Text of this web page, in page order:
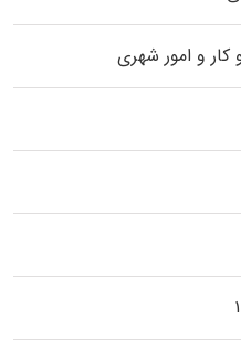
و امور شهری